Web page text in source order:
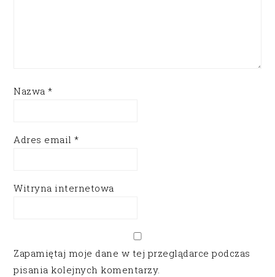
Nazwa*
Adres email*
Witryna internetowa
Zapamiętaj moje dane w tej przeglądarce podczas
pisania kolejnych komentarzy.